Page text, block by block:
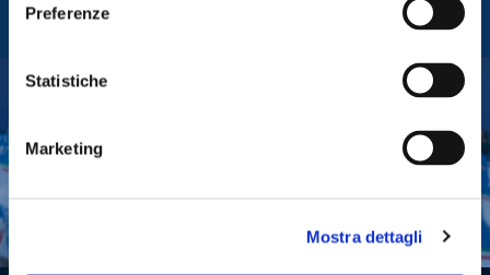
Preferenze
Statistiche
Marketing
Mostra dettagli